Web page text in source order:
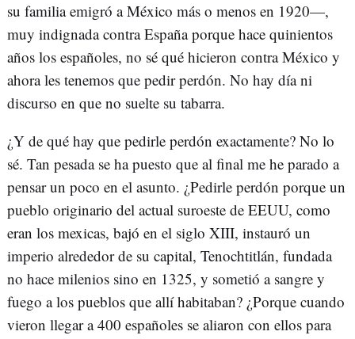
su familia emigró a México más o menos en 1920—,
muy indignada contra España porque hace quinientos
años los españoles, no sé qué hicieron contra México y
ahora les tenemos que pedir perdón. No hay día ni
discurso en que no suelte su tabarra.
¿Y de qué hay que pedirle perdón exactamente? No lo
sé. Tan pesada se ha puesto que al final me he parado a
pensar un poco en el asunto. ¿Pedirle perdón porque un
pueblo originario del actual suroeste de EEUU, como
eran los mexicas, bajó en el siglo XIII, instauró un
imperio alrededor de su capital, Tenochtitlán, fundada
no hace milenios sino en 1325, y sometió a sangre y
fuego a los pueblos que allí habitaban? ¿Porque cuando
vieron llegar a 400 españoles se aliaron con ellos para